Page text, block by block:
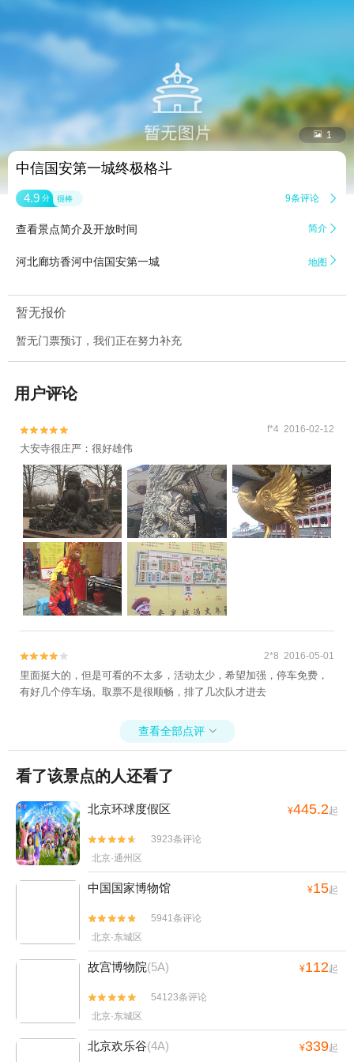
 1
中信国安第一城终极格斗
4.9 分 很棒 9条评论 
查看景点简介及开放时间 简介 
河北廊坊香河中信国安第一城 地图 
暂无报价
暂无门票预订，我们正在努力补充
用户评论

 f*4 2016-02-12
大安寺很庄严：很好雄伟

 2*8 2016-05-01
里面挺大的，但是可看的不太多，活动太少，希望加强，停车免费，
有好几个停车场。取票不是很顺畅，排了几次队才进去
查看全部点评 
看了该景点的人还看了
北京环球度假区 ¥445.2起


3923条评论
北京·通州区
中国国家博物馆 ¥15起


5941条评论
北京·东城区
故宫博物院(5A) ¥112起


54123条评论
北京·东城区
北京欢乐谷(4A) ¥339起